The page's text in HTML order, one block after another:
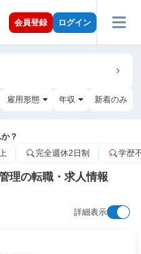
会員登録 ログイン
雇用形態 年収 新着のみ
？
完全週休2日制 学歴
理の転職・求人情報
詳細表示